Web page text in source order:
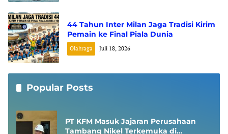
44 Tahun Inter Milan Jaga Tradisi Kirim
Pemain ke Final Piala Dunia
Olahraga Juli 18, 2026
Popular Posts
PT KFM Masuk Jajaran Perusahaan
Tambang Nikel Terkemuka di